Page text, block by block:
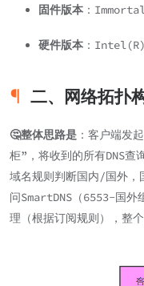
固件版本 ：
硬件版本 ：
二、网络拓扑
🤔整体思路是 ：客户端发
柜”，将收到的所有DNS
域名规则判断国内/国外，
问SmartDNS（6553-国外
理（根据订阅规则），整